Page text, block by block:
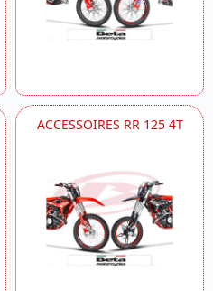
ACCESSOIRES RR 125 4T